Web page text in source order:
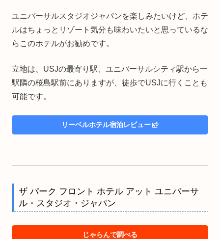
ユニバーサルスタジオジャパンを楽しみたいけど、ホテ
ルはちょっとリゾート気分も味わいたいと思っているな
らこのホテルがお勧めです。
立地は、USJの最寄り駅、ユニバーサルシティ駅から一
駅隣の桜島駅前にありますが、徒歩でUSJに行くことも
可能です。
リーベルホテル宿泊レビュー
ザ パーク フロント ホテル アット ユニバーサ
ル・スタジオ・ジャパン
じゃらんで調べる